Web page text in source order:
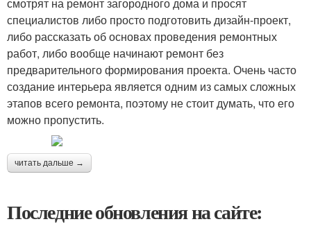
специалистов либо просто подготовить дизайн-проект,
либо рассказать об основах проведения ремонтных
работ, либо вообще начинают ремонт без
предварительного формирования проекта. Очень часто
создание интерьера является одним из самых сложных
этапов всего ремонта, поэтому не стоит думать, что его
можно пропустить.
читать дальше →
Последние обновления на сайте: